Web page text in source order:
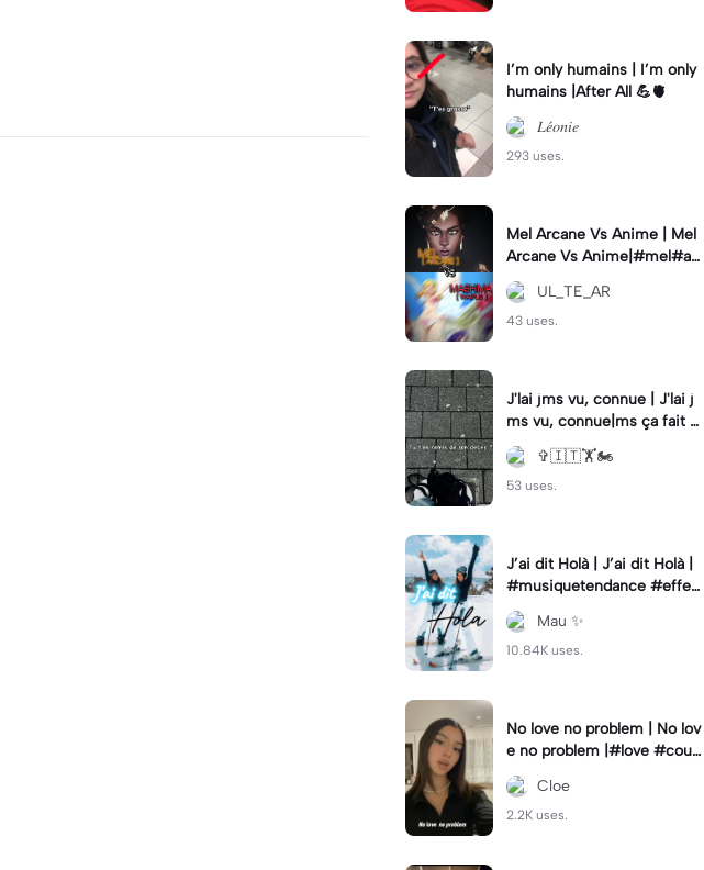
I’m only humains | I’m only
humains |After All 💪🫀
𝐿𝑒́𝑜𝑛𝑖𝑒
293 uses.
Mel Arcane Vs Anime | Mel
Arcane Vs Anime|#mel#ar
cane#fairytail #waifu #cap
cut
UL_TE_AR
43 uses.
J'lai jms vu, connue | J'lai j
ms vu, connue|ms ça fait m
al.
✞🇮🇹🏋🏍️
53 uses.
J’ai dit Holà | J’ai dit Holà |
#musiquetendance #effec
tcapcut #meilleureamie #t
rend Mau ✨
10.84K uses.
No love no problem | No lov
e no problem |#love #coupl
e #amour
Cloe
2.2K uses.